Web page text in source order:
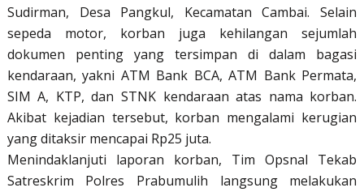
Sudirman, Desa Pangkul, Kecamatan Cambai. Selain
sepeda motor, korban juga kehilangan sejumlah
dokumen penting yang tersimpan di dalam bagasi
kendaraan, yakni ATM Bank BCA, ATM Bank Permata,
SIM A, KTP, dan STNK kendaraan atas nama korban.
Akibat kejadian tersebut, korban mengalami kerugian
yang ditaksir mencapai Rp25 juta.
Menindaklanjuti laporan korban, Tim Opsnal Tekab
Satreskrim Polres Prabumulih langsung melakukan